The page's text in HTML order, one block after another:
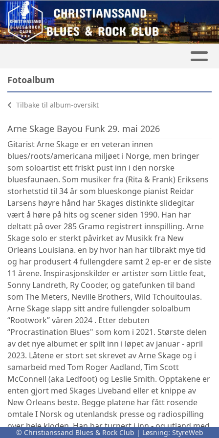
Fotoalbum
Tilbake til album-oversikt
Arne Skage Bayou Funk 29. mai 2026
Gitarist Arne Skage er en veteran innen
blues/roots/americana miljøet i Norge, men bringer
som soloartist ett friskt pust inn i den norske
bluesfaunaen. Som musiker fra (Rita & Frank) Eriksens
storhetstid til 34 år som blueskonge pianist Reidar
Larsens høyre hånd har Skages distinkte slidegitar
vært å høre på hits og scener siden 1990. Han har
deltatt på over 285 Gramo registrert innspilling. Arne
Skage solo er sterkt påvirket av Musikk fra New
Orleans Louisiana. en by hvor han har tilbrakt mye tid
og har produsert 4 fullengdere samt 2 ep-er er de siste
11 årene. Inspirasjonskilder er artister som Little feat,
Sonny Landreth, Ry Cooder, og gatefunken til band
som The Meters, Neville Brothers, Wild Tchouitoulas.
Arne Skage slapp sitt andre fullengder soloalbum
“Rootwork” våren 2024 . Etter debuten
“Procrastination Blues" som kom i 2021. Største delen
av det nye albumet er spilt inn i løpet av januar - april
2023. Låtene er stort set skrevet av Arne Skage og i
samarbeid med Tom Roger Aadland, Tim Scott
McConnell (aka Ledfoot) og Leslie Smith. Opptakene er
enten gjort med Skages Liveband eller et knippe av
New Orleans beste. Begge platene har fått rosende
omtale I Norsk og utenlandsk presse og radiospilling
over hele kloden. Han har turnert i inn - og utland med
© Christianssand Blues & Rock Club | Løsning: StyreWeb